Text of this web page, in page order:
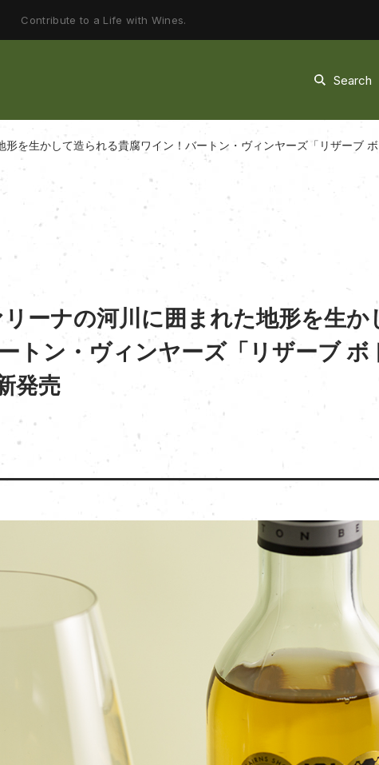
Contribute to a Life with Wines.
Search
を生かして造られる貴腐ワイン！バートン・ヴィンヤーズ「リザーブ
ーナの河川に囲まれた地形を生か
トン・ヴィンヤーズ「リザーブ ボ
発売